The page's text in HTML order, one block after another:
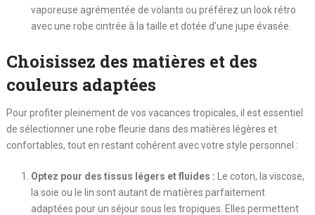
vaporeuse agrémentée de volants ou préférez un look rétro
avec une robe cintrée à la taille et dotée d’une jupe évasée.
Choisissez des matières et des
couleurs adaptées
Pour profiter pleinement de vos vacances tropicales, il est essentiel
de sélectionner une robe fleurie dans des matières légères et
confortables, tout en restant cohérent avec votre style personnel :
Optez pour des tissus légers et fluides : Le coton, la viscose,
la soie ou le lin sont autant de matières parfaitement
adaptées pour un séjour sous les tropiques. Elles permettent